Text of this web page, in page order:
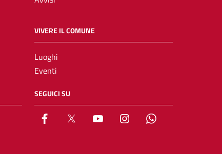
VIVERE IL COMUNE
Luoghi
Eventi
SEGUICI SU
Facebook YouTube Instagram